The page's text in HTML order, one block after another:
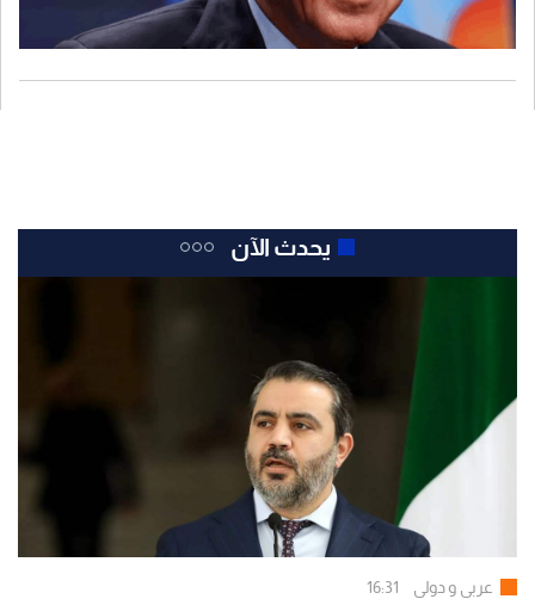
يحدث الآن
عربي و دولي 16:31